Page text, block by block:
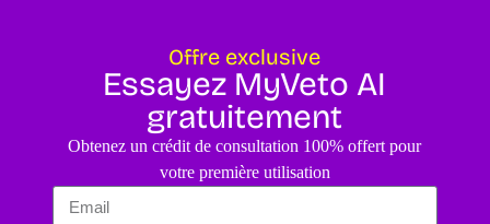
Offre exclusive
Essayez MyVeto AI
gratuitement
Obtenez un crédit de consultation 100% offert pour
votre première utilisation